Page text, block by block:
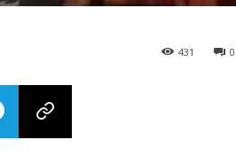
0
431